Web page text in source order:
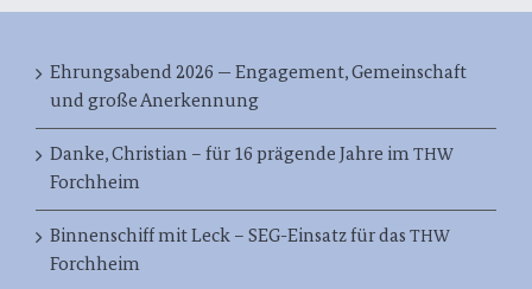
Ehrungsabend 2026 — Engagement, Gemeinschaft
und große Anerkennung
Danke, Christian – für 16 prägende Jahre im THW
Forchheim
Binnenschiff mit Leck – SEG-Einsatz für das THW
Forchheim